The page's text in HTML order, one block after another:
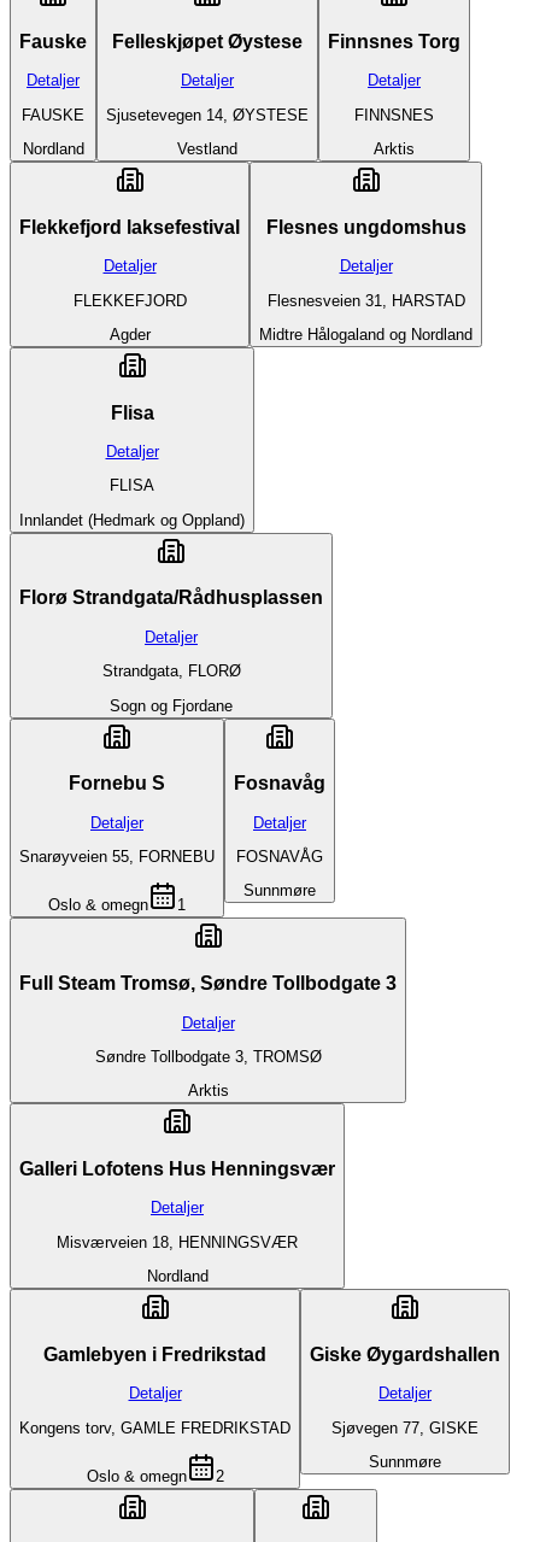
Fauske
Detaljer
FAUSKE
Nordland
Felleskjøpet Øystese
Detaljer
Sjusetevegen 14, ØYSTESE
Vestland
Finnsnes Torg
Detaljer
FINNSNES
Arktis
Flekkefjord laksefestival
Detaljer
FLEKKEFJORD
Agder
Flesnes ungdomshus
Detaljer
Flesnesveien 31, HARSTAD
Midtre Hålogaland og Nordland
Flisa
Detaljer
FLISA
Innlandet (Hedmark og Oppland)
Florø Strandgata/Rådhusplassen
Detaljer
Strandgata, FLORØ
Sogn og Fjordane
Fornebu S
Detaljer
Snarøyveien 55, FORNEBU
Oslo & omegn 1
Fosnavåg
Detaljer
FOSNAVÅG
Sunnmøre
Full Steam Tromsø, Søndre Tollbodgate 3
Detaljer
Søndre Tollbodgate 3, TROMSØ
Arktis
Galleri Lofotens Hus Henningsvær
Detaljer
Misværveien 18, HENNINGSVÆR
Nordland
Gamlebyen i Fredrikstad
Detaljer
Kongens torv, GAMLE FREDRIKSTAD
Oslo & omegn 2
Giske Øygardshallen
Detaljer
Sjøvegen 77, GISKE
Sunnmøre